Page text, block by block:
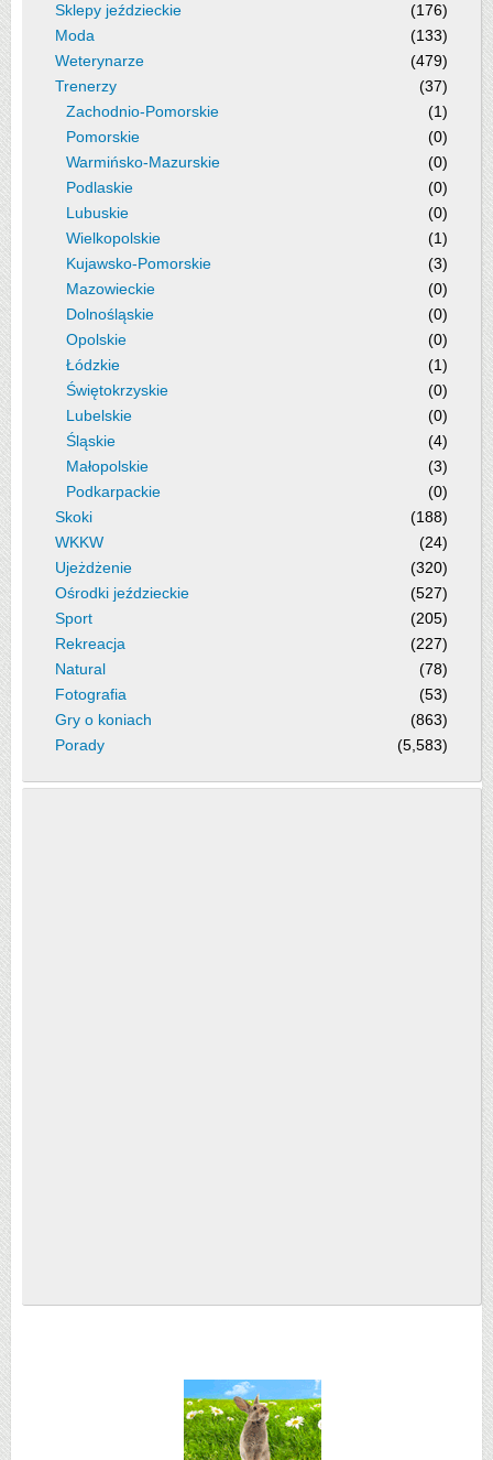
Sklepy jeździeckie
(176)
Moda
(133)
Weterynarze
(479)
Trenerzy
(37)
Zachodnio-Pomorskie
(1)
Pomorskie
(0)
Warmińsko-Mazurskie
(0)
Podlaskie
(0)
Lubuskie
(0)
Wielkopolskie
(1)
Kujawsko-Pomorskie
(3)
Mazowieckie
(0)
Dolnośląskie
(0)
Opolskie
(0)
Łódzkie
(1)
Świętokrzyskie
(0)
Lubelskie
(0)
Śląskie
(4)
Małopolskie
(3)
Podkarpackie
(0)
Skoki
(188)
WKKW
(24)
Ujeżdżenie
(320)
Ośrodki jeździeckie
(527)
Sport
(205)
Rekreacja
(227)
Natural
(78)
Fotografia
(53)
Gry o koniach
(863)
Porady
(5,583)